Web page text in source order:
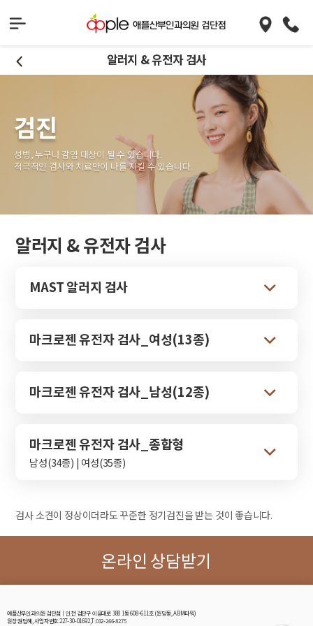
알러지 & 유전자 검사
검진
성병, 누구나 감염 대상이 될 수 있습니다.
적극적인 검사와 치료만이 나를 지킬 수 있습니다.
알러지 & 유전자 검사
MAST 알러지 검사
마크로젠 유전자 검사_여성(13종)
마크로젠 유전자 검사_남성(12종)
마크로젠 유전자 검사_종합형
남성(34종) | 여성(35종)
검사 소견이 정상이더라도 꾸준한 정기검진을 받는 것이 좋습니다.
온라인 상담받기
애플산부인과의원 검단점│인천 검단구 이음대로 388 1동 608~611호 (원당동, ABM타워)
원장:권담혜, 사업자번호:227-30-01692,T:032-266-8275